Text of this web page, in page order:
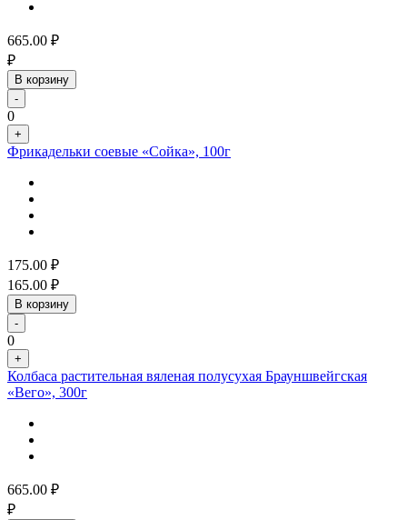
665.00 ₽
₽
В корзину
-
0
+
Фрикадельки соевые «Сойка», 100г
175.00 ₽
165.00 ₽
В корзину
-
0
+
Колбаса растительная вяленая полусухая Брауншвейгская
«Вего», 300г
665.00 ₽
₽